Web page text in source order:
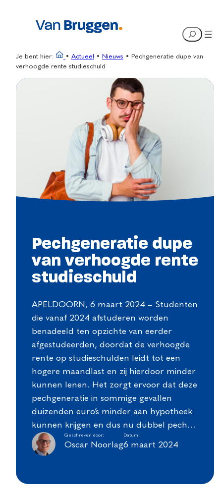
Search
Je bent hier: • Actueel • Nieuws •
Pechgeneratie dupe van
verhoogde rente studieschuld
Pechgeneratie dupe
van verhoogde rente
studieschuld
APELDOORN, 6 maart 2024 – Studenten
die vanaf 2024 afstuderen worden
benadeeld ten opzichte van eerder
afgestudeerden, doordat de verhoogde
rente op studieschulden leidt tot een
hogere maandlast en zij hierdoor minder
kunnen lenen. Het zorgt ervoor dat deze
pechgeneratie in sommige gevallen
duizenden euro’s minder aan hypotheek
kunnen krijgen en dus nu dubbel pech…
Geschreven door:
Oscar Noorlag
Datum:
6 maart 2024